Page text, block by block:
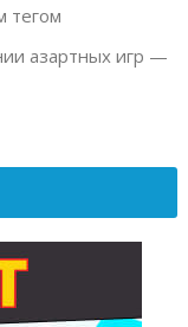
тегом
азартных игр —